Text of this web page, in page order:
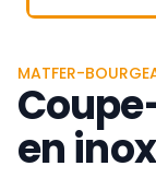
MATFER-
en inox